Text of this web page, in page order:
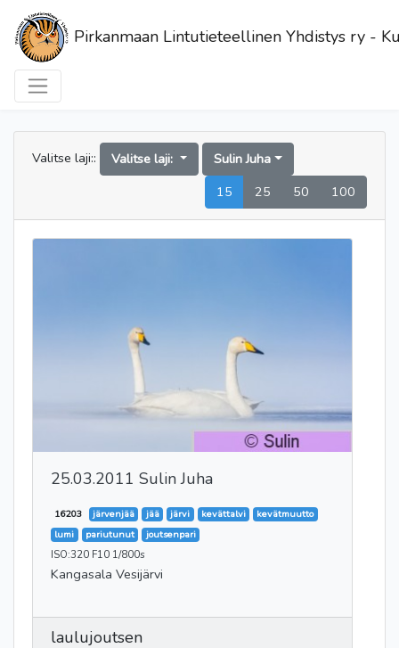
Pirkanmaan Lintutieteellinen Yhdistys ry -
Valitse laji:: Valitse laji:
Sulin Juha
15
25 50 100
25.03.2011 Sulin Juha
16203 järvenjää jää järvi kevättalvi
kevätmuutto
lumi
pariutunut joutsenpari
ISO:320 F10 1/800s
Kangasala Vesijärvi
laulujoutsen